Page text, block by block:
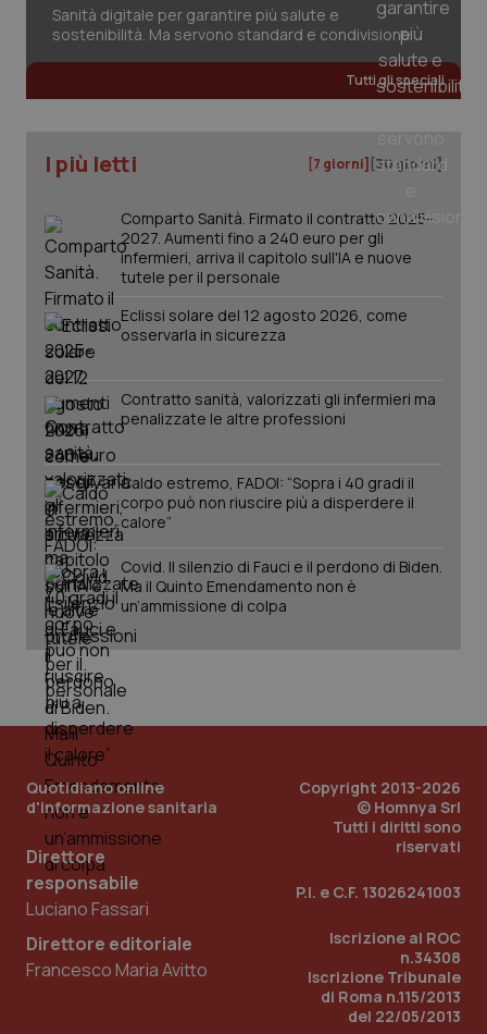
Sanità digitale per garantire più salute e
sostenibilità. Ma servono standard e condivisione
Tutti gli speciali
I più letti [7 giorni] [30 giorni]
Comparto Sanità. Firmato il contratto 2025-
2027. Aumenti fino a 240 euro per gli
infermieri, arriva il capitolo sull'IA e nuove
tutele per il personale
Eclissi solare del 12 agosto 2026, come
osservarla in sicurezza
Contratto sanità, valorizzati gli infermieri ma
penalizzate le altre professioni
Caldo estremo, FADOI: “Sopra i 40 gradi il
corpo può non riuscire più a disperdere il
calore”
Covid. Il silenzio di Fauci e il perdono di Biden.
Ma il Quinto Emendamento non è
un’ammissione di colpa
Quotidiano online
d'informazione sanitaria
Direttore
responsabile
Luciano Fassari
Direttore editoriale
Francesco Maria Avitto
Copyright 2013-2026
© Homnya Srl
Tutti i diritti sono
riservati
P.I. e C.F. 13026241003
Iscrizione al ROC
n.34308
Iscrizione Tribunale
di Roma n.115/2013
del 22/05/2013
_ga_KM60CM4NPH .quotidianosanita.it
1
mese